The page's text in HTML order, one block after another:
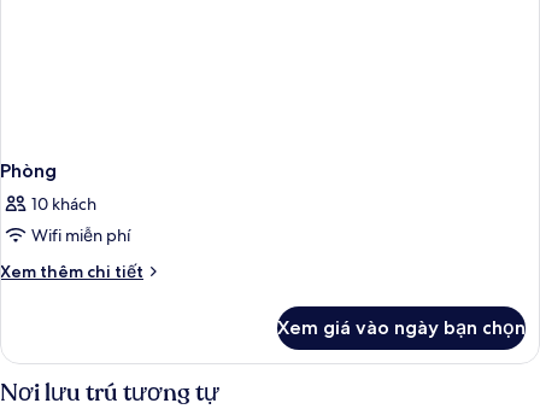
Phòng
10 khách
Wifi miễn phí
Xem thêm chi tiết
Chi
Phòng
Xem giá vào ngày bạn chọn
Nơi lưu trú tương tự